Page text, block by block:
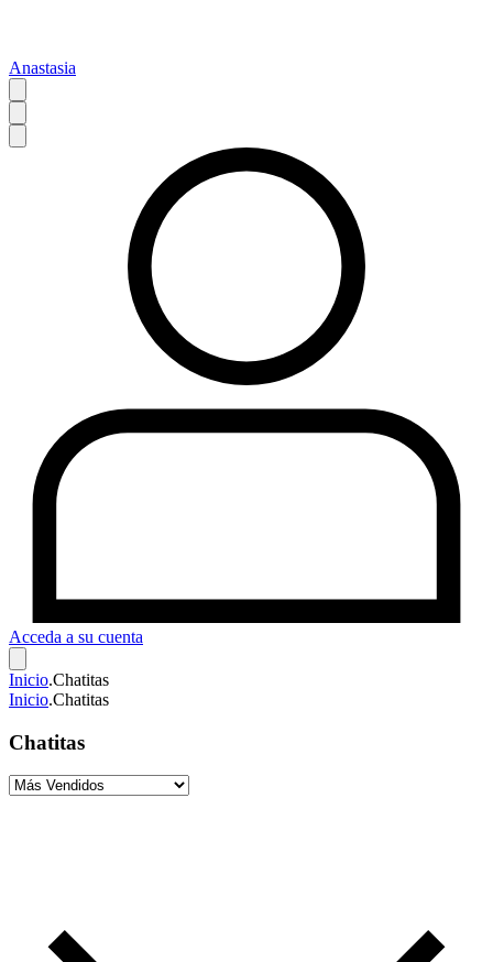
Anastasia
Acceda a su cuenta
Inicio.Chatitas
Inicio.Chatitas
Chatitas